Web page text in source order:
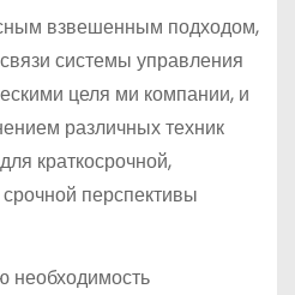
взвешенным подходом,
системы управления
целя ми компании, и
различных техник
краткосрочной,
перспективы
необходимость